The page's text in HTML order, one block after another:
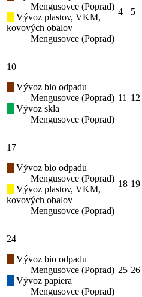
Mengusovce (Poprad)
Vývoz plastov, VKM,
kovových obalov
Mengusovce (Poprad)
4 5
10
Vývoz bio odpadu
Mengusovce (Poprad)
Vývoz skla
Mengusovce (Poprad)
11 12
17
Vývoz bio odpadu
Mengusovce (Poprad)
Vývoz plastov, VKM,
kovových obalov
Mengusovce (Poprad)
18 19
24
Vývoz bio odpadu
Mengusovce (Poprad)
Vývoz papiera
Mengusovce (Poprad)
25 26